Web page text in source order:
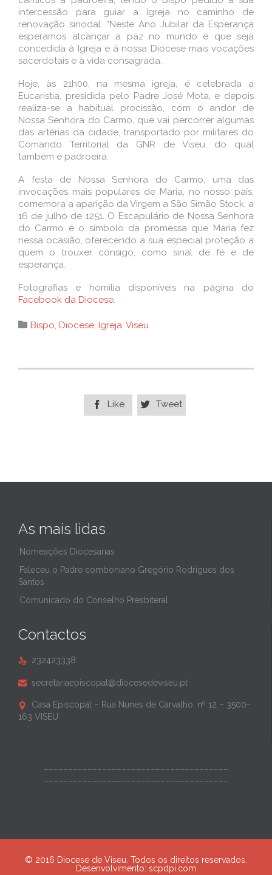
intercessão para guiar a Igreja no caminho de
renovação sinodal. “Neste Ano Jubilar da Esperança
esperamos alcançar a paz no mundo e que seja
concedida à Igreja e à nossa Diocese mais vocações
sacerdotais e à vida consagrada.
Hoje, às 21h00, na mesma igreja, é celebrada a
Eucaristia, presidida pelo Padre José Mota, e depois
realiza-se a habitual procissão, com o andor de
Nossa Senhora do Carmo, que vai percorrer algumas
das artérias da cidade, transportado por militares do
Comando Territorial da GNR de Viseu, do qual
também é padroeira.
A festa de Nossa Senhora do Carmo, uma das
invocações mais populares de Maria, no nosso país,
comemora a aparição da Virgem a São Simão Stock, a
16 de julho de 1251. O Escapulário de Nossa Senhora
do Carmo é o símbolo da promessa que Maria fez
nessa ocasião, oferecendo a sua especial proteção a
quem o trouxer consigo, como sinal de fé e de
esperança.
Fotografias e homilia disponíveis na página do
Facebook da Diocese.
 Category
Bispo, Diocese, Igreja, Viseu
 Like  Tweet
As mais lidas
Nomeações Diocesanas
Faleceu o Padre comboniano Gregório Rodrigues dos
Santos
Comunicado do Conselho Presbiteral
Contactos
 232423338
 secretariaepiscopal@diocesedeviseu.pt

Casa Episcopal – Rua Nunes de Carvalho, nº 12 – 3500-
163 VISEU
© 2016 Diocese de Viseu. Todos os direitos reservados.
Desenvolvimento: scpdpi.com